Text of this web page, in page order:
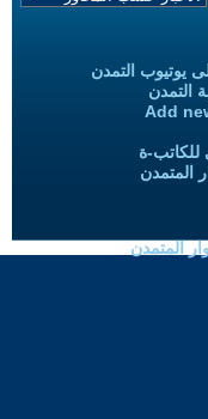
يوتيوب التمدن
التمدن
Add
للكاتب-ة
المتمدن
المتمدن